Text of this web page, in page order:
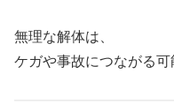
無理な解体は、
ケガや事故につながる可